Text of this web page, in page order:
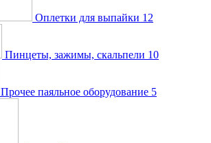
Оплетки для выпайки 12
Пинцеты, зажимы, скальпели 10
Прочее паяльное оборудование 5